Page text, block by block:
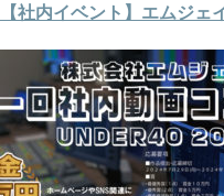
【社内イベント】エムジ